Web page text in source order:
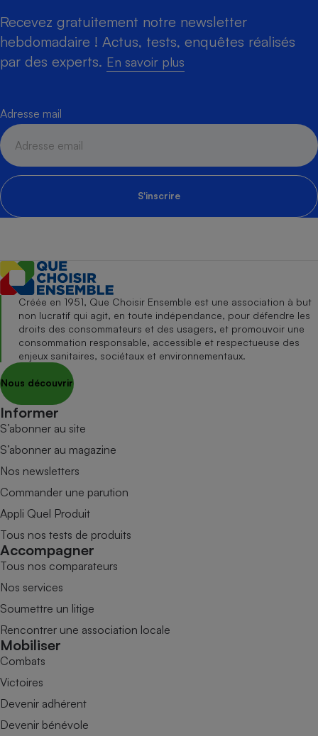
Recevez gratuitement notre newsletter
hebdomadaire ! Actus, tests, enquêtes réalisés
par des experts. En savoir plus
Adresse mail
S'inscrire
Créée en 1951, Que Choisir Ensemble est une association à but
non lucratif qui agit, en toute indépendance, pour défendre les
droits des consommateurs et des usagers, et promouvoir une
consommation responsable, accessible et respectueuse des
enjeux sanitaires, sociétaux et environnementaux.
Nous découvrir
Informer
S’abonner au site
S’abonner au magazine
Nos newsletters
Commander une parution
Appli Quel Produit
Tous nos tests de produits
Accompagner
Tous nos comparateurs
Nos services
Soumettre un litige
Rencontrer une association locale
Mobiliser
Combats
Victoires
Devenir adhérent
Devenir bénévole